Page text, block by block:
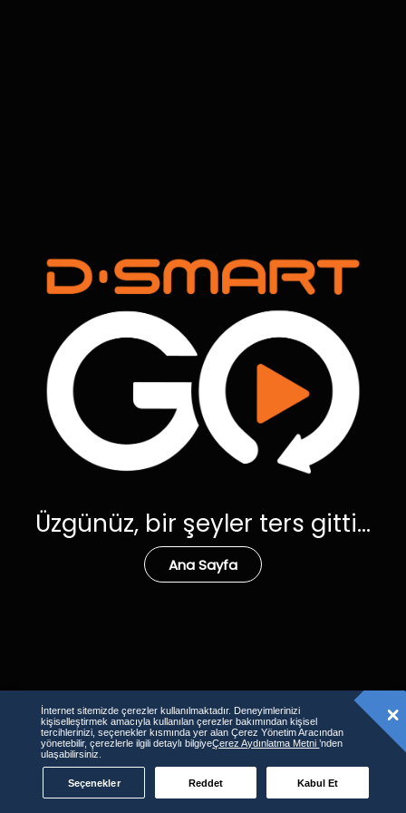
Üzgünüz, bir şeyler ters gitti...
Ana Sayfa
İnternet sitemizde çerezler kullanılmaktadır. Deneyimlerinizi
kişiselleştirmek amacıyla kullanılan çerezler bakımından kişisel
tercihlerinizi, seçenekler kısmında yer alan Çerez Yönetim Aracından
yönetebilir, çerezlerle ilgili detaylı bilgiyeÇerez Aydınlatma Metni’nden
ulaşabilirsiniz.
Seçenekler Reddet Kabul Et